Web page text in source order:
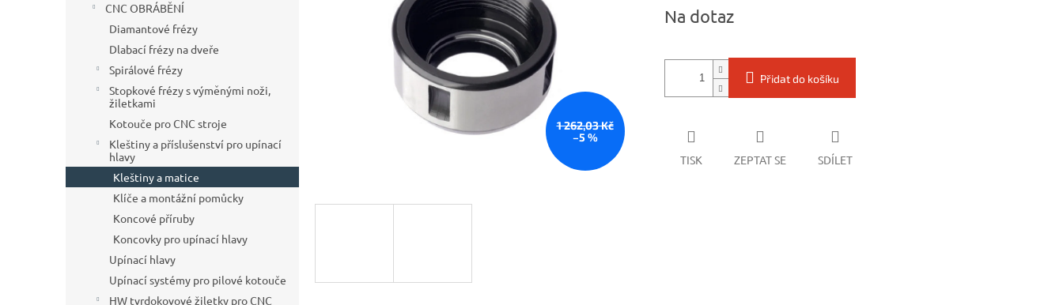
CNC OBRÁBĚNÍ
Diamantové frézy
Dlabací frézy na dveře
Spirálové frézy
Stopkové frézy s výměnými noži,
žiletkami
Kotouče pro CNC stroje
Kleštiny a příslušenství pro upínací
hlavy
Kleštiny a matice
Klíče a montážní pomůcky
Koncové příruby
Koncovky pro upínací hlavy
Upínací hlavy
Upínací systémy pro pilové kotouče
HW tvrdokovové žiletky pro CNC
1 262,03 Kč
–5 %
cena:
Na dotaz
Přidat do košíku
TISK ZEPTAT SE SDÍLET